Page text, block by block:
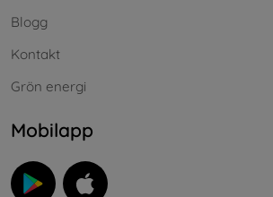
Blogg
Kontakt
Grön energi
Mobilapp